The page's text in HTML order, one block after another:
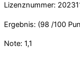
Lizenznummer:
Ergebnis: (98 /100
Note: 1,1